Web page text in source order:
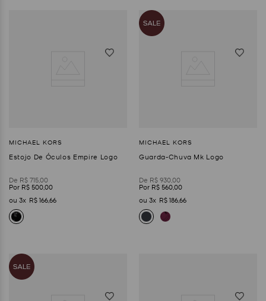
Estojo De Óculos Empire Logo
R$71500
R$50000
3
R$16666
Guarda-Chuva Mk Logo
R$93000
R$56000
3
R$18666